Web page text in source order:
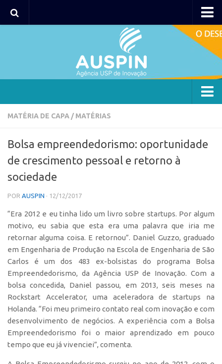
Agência
Coordenação
Polos
Polo Capital
Polo Lorena
Polo Ribeirão Preto
Polo São Carlos
Programas
Bolsa Empreendedorismo
Bolsa Startup USP
PGI-USP
Conexão USP
Conexão Inter-USP
Leis e Normas
Portal do Inventor
MATÉRIA DE CAPA / MATÉRIAS
Bolsa empreendedorismo: oportunidade
de crescimento pessoal e retorno à
sociedade
POR AUSPIN · 12/12/2017
“Era 2012 e eu tinha lido um livro sobre startups. Por algum
motivo, eu sabia que esta era uma palavra que iria me
retornar alguma coisa. E retornou”. Daniel Guzzo, graduado
em Engenharia de Produção na Escola de Engenharia de São
Carlos é um dos 483 ex-bolsistas do programa Bolsa
Empreendedorismo, da Agência USP de Inovação. Com a
bolsa concedida, Daniel passou, em 2013, seis meses na
Rockstart Accelerator, uma aceleradora de startups na
Holanda. “Foi meu primeiro contato real com inovação e com
desenvolvimento de negócios. A experiência com a Bolsa
Empreendedorismo foi o maior aprendizado em pouco
tempo que eu já vivenciei”, comenta.